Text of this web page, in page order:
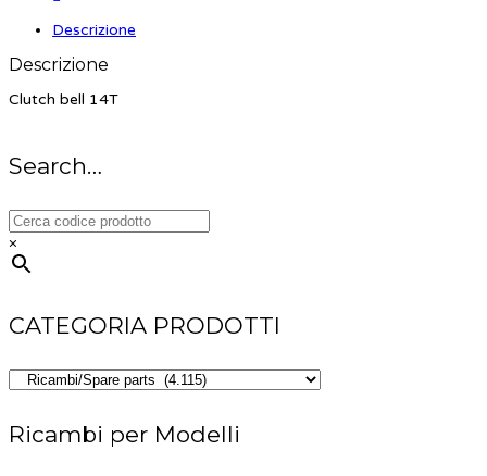
Descrizione
Descrizione
Clutch bell 14T
Search…
×
CATEGORIA PRODOTTI
Ricambi per Modelli